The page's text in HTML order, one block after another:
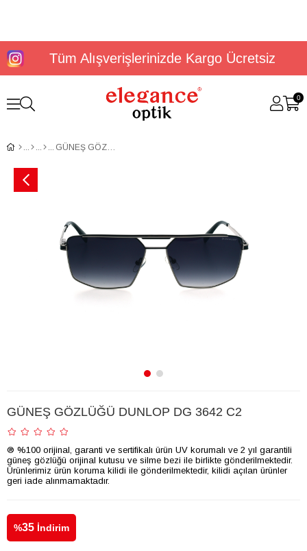
Tüm Alışverişlerinizde Kargo Ücretsiz
0
GÜNEŞ GÖZLÜĞÜ DUNLOP DG 3642 C2
GÜNEŞ GÖZLÜĞÜ DUNLOP DG 3642 C2
® %100 orijinal, garanti ve sertifikalı ürün UV korumalı ve 2 yıl garantili
güneş gözlüğü orijinal kutusu ve silme bezi ile birlikte gönderilmektedir.
Ürünlerimiz ürün koruma kilidi ile gönderilmektedir, kilidi açılan ürünler
geri iade alınmamaktadır.
%35 İndirim